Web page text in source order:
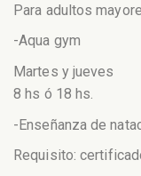
Para adultos
-Aqua gym
Martes y jueves
8 hs ó 18 hs.
-Enseñanza de
Requisito: